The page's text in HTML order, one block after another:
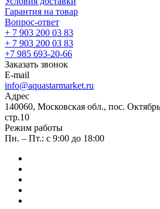
Гарантия на товар
Вопрос-ответ
+ 7 903 200 03 83
+ 7 903 200 03 83
+7 985 693-20-66
Заказать звонок
E-mail
info@aquastarmarket.ru
Адрес
140060, Московская обл., пос.
стр.10
Режим работы
Пн. – Пт.: с 9:00 до 18:00